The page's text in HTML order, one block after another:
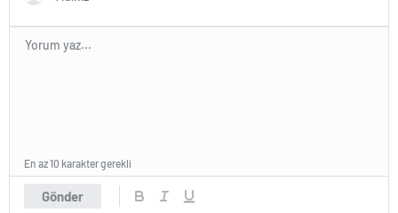
Gönder
En az 10 karakter gerekli